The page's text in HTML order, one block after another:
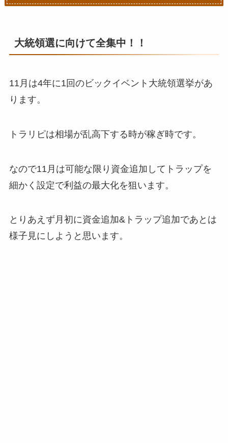
大統領選に向けて全集中！！
11月は4年に1回のビックイベント大統領選挙があ
ります。
トラリピは相場が乱高下する時が稼ぎ時です。
なので11月は可能な限り資金追加してトラップを
細かく設定で利益の最大化を狙います。
とりあえず月初に資金追加&トラップ追加であとは
様子見にしようと思います。